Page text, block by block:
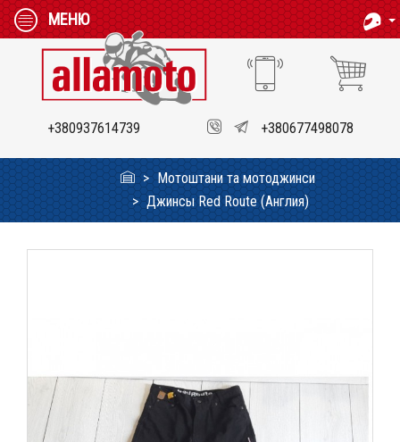
МЕНЮ
+380937614739 +380677498078
Мотоштани та мотоджинси
Джинсы Red Route (Англия)